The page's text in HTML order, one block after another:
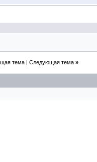
тема| Следующая тема »